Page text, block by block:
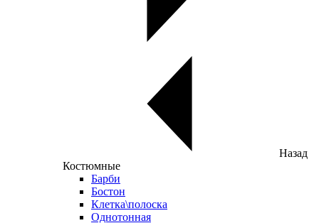
Назад
Костюмные
Барби
Бостон
Клетка\полоска
Однотонная